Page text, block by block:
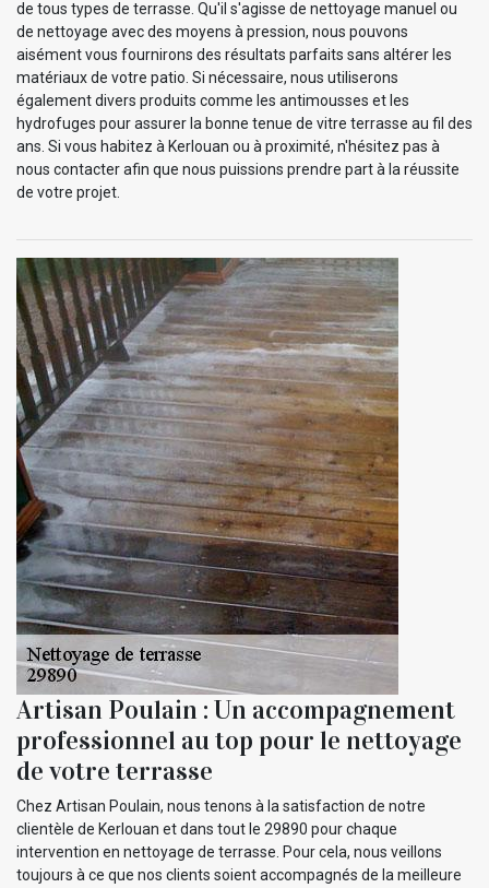
de tous types de terrasse. Qu'il s'agisse de nettoyage manuel ou
de nettoyage avec des moyens à pression, nous pouvons
aisément vous fournirons des résultats parfaits sans altérer les
matériaux de votre patio. Si nécessaire, nous utiliserons
également divers produits comme les antimousses et les
hydrofuges pour assurer la bonne tenue de vitre terrasse au fil des
ans. Si vous habitez à Kerlouan ou à proximité, n'hésitez pas à
nous contacter afin que nous puissions prendre part à la réussite
de votre projet.
Artisan Poulain : Un accompagnement
professionnel au top pour le nettoyage
de votre terrasse
Chez Artisan Poulain, nous tenons à la satisfaction de notre
clientèle de Kerlouan et dans tout le 29890 pour chaque
intervention en nettoyage de terrasse. Pour cela, nous veillons
toujours à ce que nos clients soient accompagnés de la meilleure